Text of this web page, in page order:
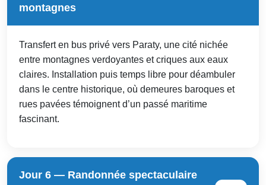
montagnes
Transfert en bus privé vers Paraty, une cité nichée
entre montagnes verdoyantes et criques aux eaux
claires. Installation puis temps libre pour déambuler
dans le centre historique, où demeures baroques et
rues pavées témoignent d’un passé maritime
fascinant.
Jour 6 — Randonnée spectaculaire